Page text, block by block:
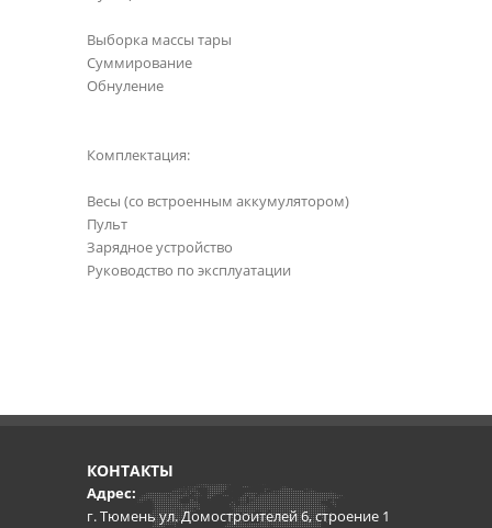
Выборка массы тары
Суммирование
Обнуление
Комплектация:
Весы (со встроенным аккумулятором)
Пульт
Зарядное устройство
Руководство по эксплуатации
КОНТАКТЫ
Адрес:
г. Тюмень ул. Домостроителей 6, строение 1